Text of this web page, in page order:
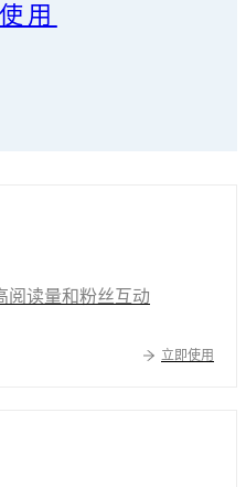
用
阅读量和粉丝互动
立即使用